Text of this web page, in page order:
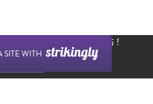
SITE WITH
建。 立即免費擁有一個網站！